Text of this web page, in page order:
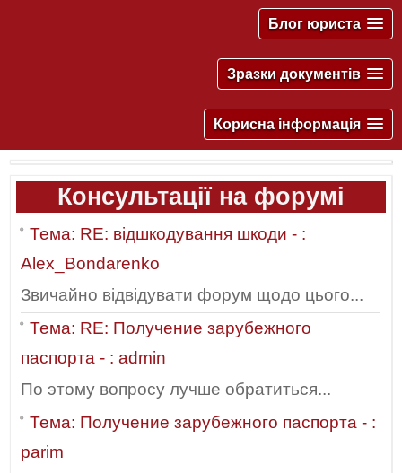
Блог юриста
Зразки документів
Корисна інформація
Консультації на форумі
Тема: RE: відшкодування шкоди - :
Alex_Bondarenko
Звичайно відвідувати форум щодо цього...
Тема: RE: Получение зарубежного
паспорта - : admin
По этому вопросу лучше обратиться...
Тема: Получение зарубежного паспорта - :
parim